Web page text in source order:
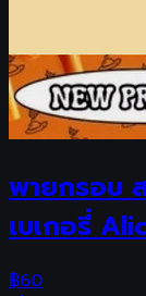
พายกรอบ
เบเกอรี่
฿60